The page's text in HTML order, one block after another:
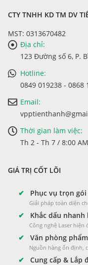
CTY TNHH KD TM DV
MST: 0313670482
Địa chỉ:
123 Đường số 6, P.
Hotline:
0849 019238 - 0868
Email:
Thời gian làm việc:
Th 2 - Th 7 / 8:00
GIÁ TRỊ CỐT LÕI
✔ Phục vụ trọn
Giải pháp toàn diện
✔ Khắc dấu nhanh
Công nghệ Laser hiện
✔ Văn phòng
Nguồn hàng ổn định,
✔ Cung cấp & Lắp